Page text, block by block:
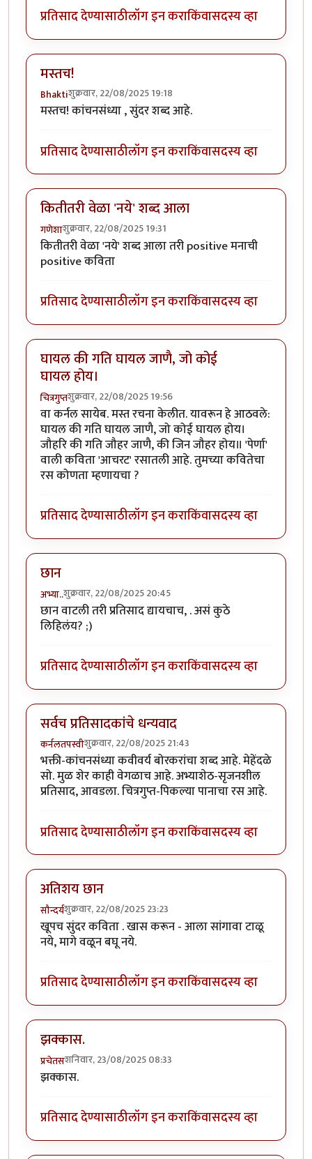
प्रतिसाद देण्यासाठीलॉग इन कराकिंवासदस्य व्हा
मस्तच!
Bhaktiशुक्रवार, 22/08/2025 19:18
मस्तच! कांचनसंध्या , सुंदर शब्द आहे.
प्रतिसाद देण्यासाठीलॉग इन कराकिंवासदस्य व्हा
कितीतरी वेळा 'नये' शब्द आला
गणेशाशुक्रवार, 22/08/2025 19:31
कितीतरी वेळा 'नये' शब्द आला तरी positive मनाची
positive कविता
प्रतिसाद देण्यासाठीलॉग इन कराकिंवासदस्य व्हा
घायल की गति घायल जाणै, जो कोई
घायल होय।
चित्रगुप्तशुक्रवार, 22/08/2025 19:56
वा कर्नल सायेब. मस्त रचना केलीत. यावरून हे आठवले:
घायल की गति घायल जाणै, जो कोई घायल होय।
जौहरि की गति जौहर जाणै, की जिन जौहर होय॥ 'पेर्णा'
वाली कविता 'आचरट' रसातली आहे. तुमच्या कवितेचा
रस कोणता म्हणायचा ?
प्रतिसाद देण्यासाठीलॉग इन कराकिंवासदस्य व्हा
छान
अभ्या..शुक्रवार, 22/08/2025 20:45
छान वाटली तरी प्रतिसाद द्यायचाच, . असं कुठे
लिहिलंय? ;)
प्रतिसाद देण्यासाठीलॉग इन कराकिंवासदस्य व्हा
सर्वच प्रतिसादकांचे धन्यवाद
कर्नलतपस्वीशुक्रवार, 22/08/2025 21:43
भक्ती-कांचनसंध्या कवीवर्य बोरकरांचा शब्द आहे. मेहेंदळे
सो. मुळ शेर काही वेगळाच आहे. अभ्याशेठ-सृजनशील
प्रतिसाद, आवडला. चित्रगुप्त-पिकल्या पानाचा रस आहे.
प्रतिसाद देण्यासाठीलॉग इन कराकिंवासदस्य व्हा
अतिशय छान
सौन्दर्यशुक्रवार, 22/08/2025 23:23
खूपच सुंदर कविता . खास करून - आला सांगावा टाळू
नये, मागे वळून बघू नये.
प्रतिसाद देण्यासाठीलॉग इन कराकिंवासदस्य व्हा
झक्कास.
प्रचेतसशनिवार, 23/08/2025 08:33
झक्कास.
प्रतिसाद देण्यासाठीलॉग इन कराकिंवासदस्य व्हा